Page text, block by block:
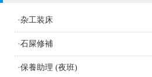
·杂工装床
·石屎修補
·保養助理 (夜班)